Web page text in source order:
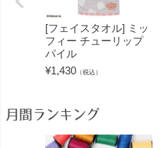
[フェイスタオル] ミッ
フィー チューリップ
パイル
¥1,430 （税込）
月間ランキング